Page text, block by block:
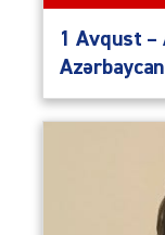
1 Avqust –